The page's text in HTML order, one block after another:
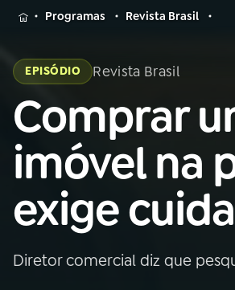
MENU
Buscar
na
Rádio
Nacional
01INÍCIO
na
Rádio
Programas Revista Brasil
EPISÓDIO Revista Brasil
Comprar
imóvel na
exige
Diretor comercial diz que